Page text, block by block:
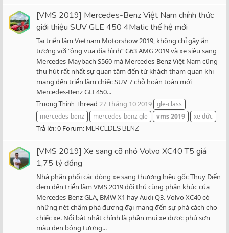
[VMS 2019] Mercedes-Benz Việt Nam chính thức
giới thiệu SUV GLE 450 4Matic thế hệ mới
Tại triển lãm Vietnam Motorshow 2019, không chỉ gây ấn
tượng với “ông vua địa hình” G63 AMG 2019 và xe siêu sang
Mercedes-Maybach S560 mà Mercedes-Benz Việt Nam cũng
thu hút rất nhất sự quan tâm đến từ khách tham quan khi
mang đến triển lãm chiếc SUV 7 chỗ hoàn toàn mới
Mercedes-Benz GLE450...
Truong Thinh Thread 27 Tháng 10 2019 gle-class
mercedes-benz
mercedes-benz gle vms2019 xe đức
Trả lời: 0 Forum:MERCEDES BENZ
[VMS 2019] Xe sang cỡ nhỏ Volvo XC40 T5 giá
1,75 tỷ đồng
Nhà phân phối các dòng xe sang thương hiệu gốc Thụy Điển
đem đến triển lãm VMS 2019 đối thủ cùng phân khúc của
Mercedes-Benz GLA, BMW X1 hay Audi Q3. Volvo XC40 có
những nét chấm phá đương đại mang đến sự phá cách cho
chiếc xe. Nổi bật nhất chính là phần mui xe được phủ sơn
màu đen bóng tương...